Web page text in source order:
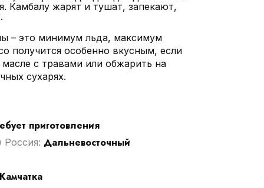
Камбалу жарят и тушат, запекают,
– это минимум льда, максимум
получится особенно вкусным, если
с травами или обжарить на
сухарях.
приготовления
Россия: Дальневосточный
Камчатка